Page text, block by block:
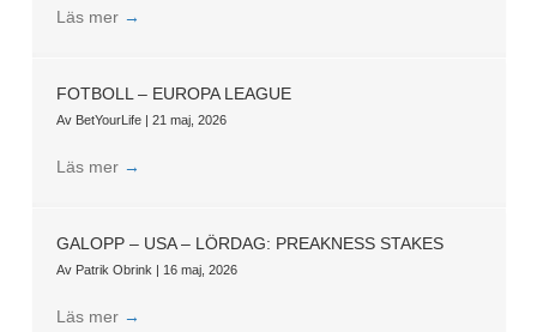
Läs mer →
FOTBOLL – EUROPA LEAGUE
Av BetYourLife | 21 maj, 2026
Läs mer →
GALOPP – USA – LÖRDAG: PREAKNESS STAKES
Av Patrik Obrink | 16 maj, 2026
Läs mer →